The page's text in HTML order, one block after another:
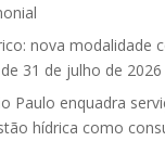
nova modalidade
31 de julho de 2026
Paulo enquadra
hídrica como